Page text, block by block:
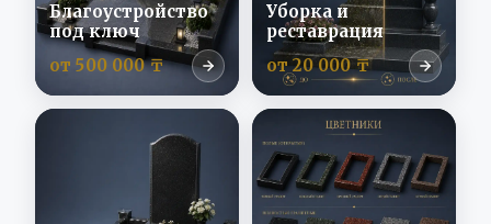
Благоустройство
под ключ
от 500 000 ₸
Уборка и
реставрация
от 20 000 ₸